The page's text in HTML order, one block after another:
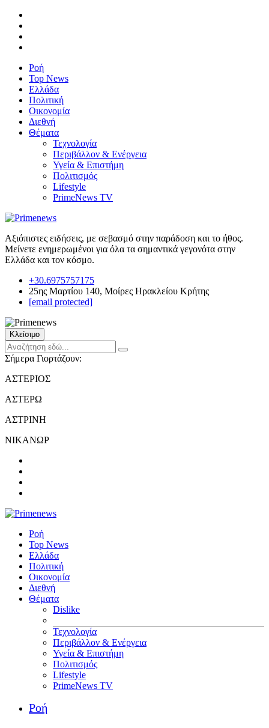
Ροή
Top News
Ελλάδα
Πολιτική
Οικονομία
Διεθνή
Θέματα
Τεχνολογία
Περιβάλλον & Ενέργεια
Υγεία & Επιστήμη
Πολιτισμός
Lifestyle
PrimeNews TV
Αξιόπιστες ειδήσεις, με σεβασμό στην παράδοση και το ήθος.
Μείνετε ενημερωμένοι για όλα τα σημαντικά γεγονότα στην
Ελλάδα και τον κόσμο.
+30.6975757175
25ης Μαρτίου 140, Μοίρες Ηρακλείου Κρήτης
[email protected]
Κλείσιμο
Σήμερα Γιορτάζουν:
ΑΣΤΕΡΙΟΣ
ΑΣΤΕΡΩ
ΑΣΤΡΙΝΗ
ΝΙΚΑΝΩΡ
Ροή
Top News
Ελλάδα
Πολιτική
Οικονομία
Διεθνή
Θέματα
Dislike
Τεχνολογία
Περιβάλλον & Ενέργεια
Υγεία & Επιστήμη
Πολιτισμός
Lifestyle
PrimeNews TV
Ροή